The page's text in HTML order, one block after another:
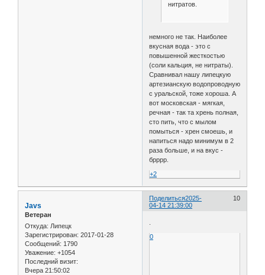
нитратов.
немного не так. Наиболее
вкусная вода - это с
повышенной жесткостью
(соли кальция, не нитраты).
Сравнивал нашу липецкую
артезианскую водопроводную
с уральской, тоже хороша. А
вот московская - мягкая,
речная - так та хрень полная,
сто пить, что с мылом
помыться - хрен смоешь, и
напиться надо минимум в 2
раза больше, и на вкус -
брррр.
+2
Поделиться 10
2025-
04-14 21:39:00
Javs
Ветеран
Откуда: Липецк
Зарегистрирован: 2017-01-28
Сообщений: 1790
Уважение: +1054
Последний визит:
Вчера 21:50:02
0